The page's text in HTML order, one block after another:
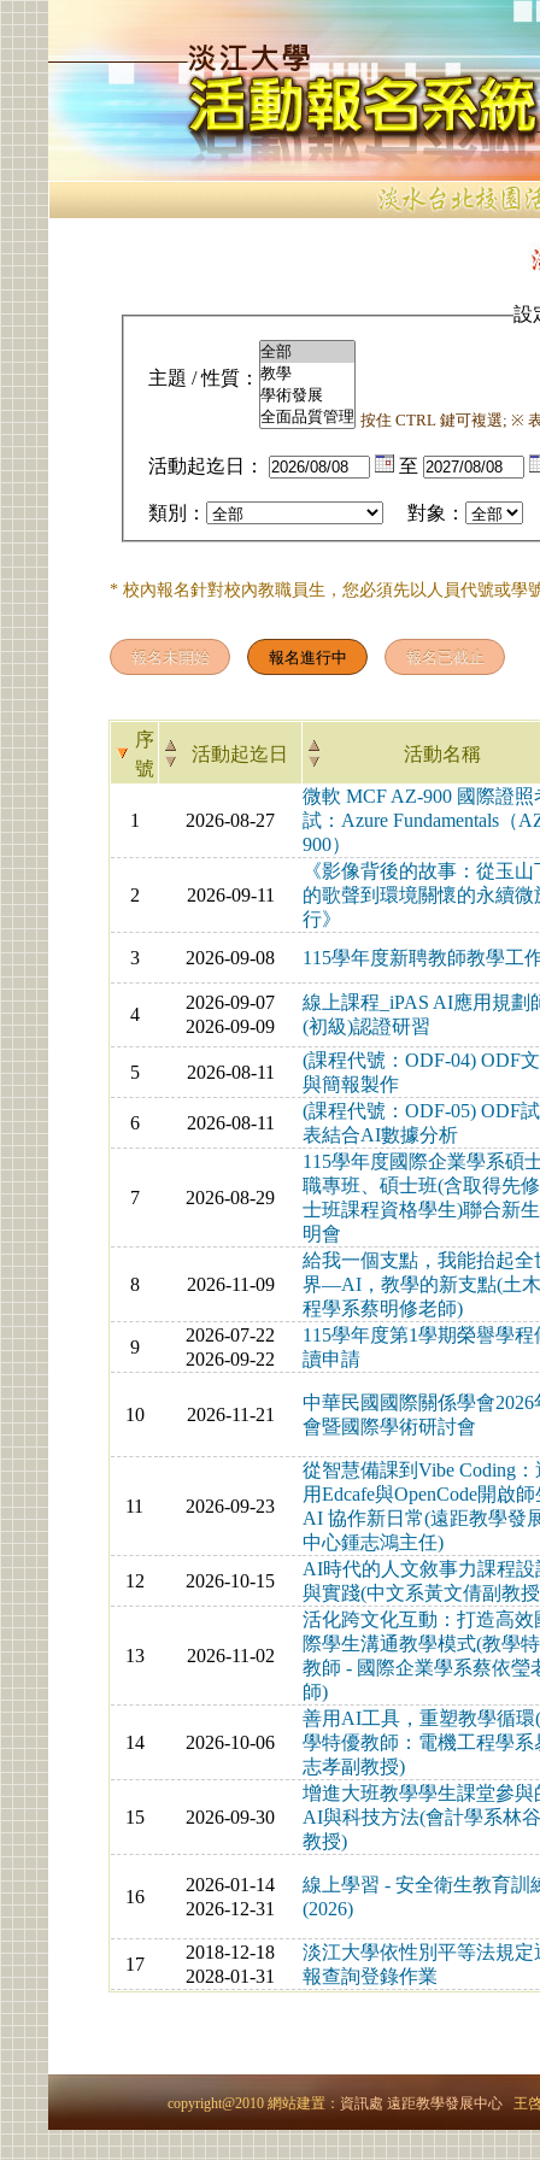
設
主題 / 性質：
按住 CTRL 鍵可複選; ※
活動起迄日： 至
類別： 對象：
* 校內報名針對校內教職員生，您必須先以人員代號或學
序
號
活動起迄日 活動名稱
1 2026-08-27
微軟 MCF AZ-900 國際證照
試：Azure Fundamentals（
900）
2 2026-09-11
《影像背後的故事：從玉山
的歌聲到環境關懷的永續微
行》
3
2026-09-08 115學年度新聘教師教學工
4
2026-09-07
2026-09-09
線上課程_iPAS AI應用規劃
(初級)認證研習
5 2026-08-11
(課程代號：ODF-04) ODF
與簡報製作
6
2026-08-11
(課程代號：ODF-05) ODF
表結合AI數據分析
7 2026-08-29
115學年度國際企業學系碩
職專班、碩士班(含取得先
士班課程資格學生)聯合新
明會
8 2026-11-09
給我一個支點，我能抬起全
界—AI，教學的新支點(土
程學系蔡明修老師)
9
2026-07-22
2026-09-22
115學年度第1學期榮譽學程
讀申請
10 2026-11-21
中華民國國際關係學會2026
會暨國際學術研討會
11 2026-09-23
從智慧備課到Vibe Coding：
用Edcafe與OpenCode開啟師
AI 協作新日常(遠距教學發
中心鍾志鴻主任)
12
2026-10-15
AI時代的人文敘事力課程設
與實踐(中文系黃文倩副教
13 2026-11-02
活化跨文化互動：打造高效
際學生溝通教學模式(教學
教師 - 國際企業學系蔡依瑩
師)
14 2026-10-06
善用AI工具，重塑教學循環
學特優教師：電機工程學系
志孝副教授)
15 2026-09-30
增進大班教學學生課堂參與
AI與科技方法(會計學系林
教授)
16
2026-01-14
2026-12-31
線上學習 - 安全衛生教育訓
(2026)
17
2018-12-18
2028-01-31
淡江大學依性別平等法規定
報查詢登錄作業
copyright@2010 網站建置： 資訊處 遠距教學發展中心王